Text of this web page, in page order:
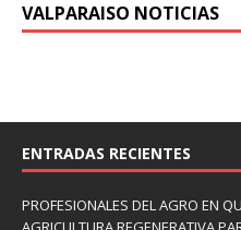
VALPARAISO NOTICIAS
ENTRADAS RECIENTES
PROFESIONALES DEL AGRO EN